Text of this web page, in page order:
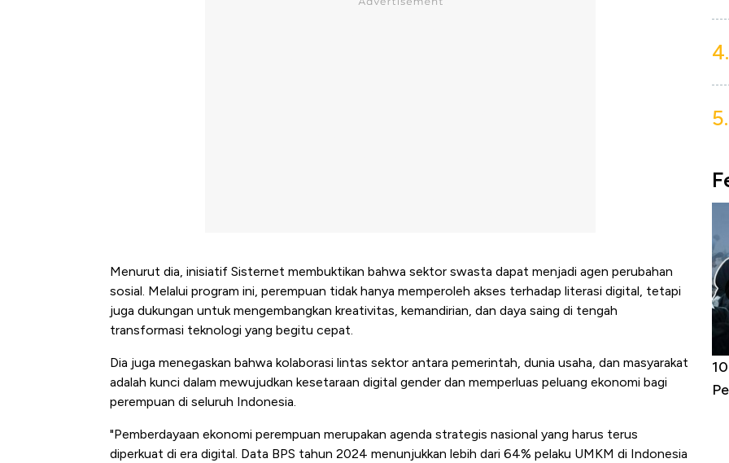
Menurut dia, inisiatif Sisternet membuktikan bahwa sektor swasta dapat menjadi agen perubahan
sosial. Melalui program ini, perempuan tidak hanya memperoleh akses terhadap literasi digital, tetapi
juga dukungan untuk mengembangkan kreativitas, kemandirian, dan daya saing di tengah
transformasi teknologi yang begitu cepat.
Dia juga menegaskan bahwa kolaborasi lintas sektor antara pemerintah, dunia usaha, dan masyarakat
adalah kunci dalam mewujudkan kesetaraan digital gender dan memperluas peluang ekonomi bagi
perempuan di seluruh Indonesia.
"Pemberdayaan ekonomi perempuan merupakan agenda strategis nasional yang harus terus
diperkuat di era digital. Data BPS tahun 2024 menunjukkan lebih dari 64% pelaku UMKM di Indonesia
4.
5.
Kongo Tutup Keran Ekspor, Harga
Tembaga Terbang ke Zona Berbahaya
Adu Panas Kinerja Emiten Minyak RI,
Mana yang Cuannya Paling Menyala?